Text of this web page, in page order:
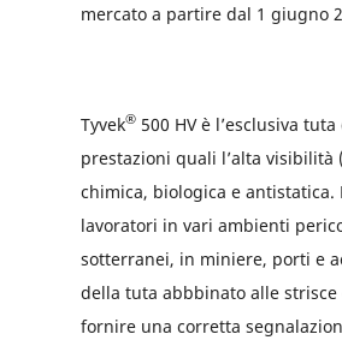
mercato a partire dal 1 giugno
Tyvek®500 HV è l’esclusiva
prestazioni quali l’alta visibilità
chimica, biologica e
lavoratori in vari ambienti
sotterranei, in miniere, porti e
della tuta abbbinato alle
fornire una corretta